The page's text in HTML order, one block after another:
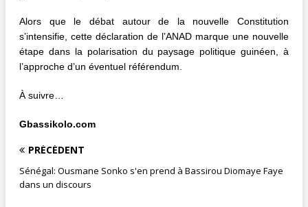
Alors que le débat autour de la nouvelle Constitution
s’intensifie, cette déclaration de l’ANAD marque une nouvelle
étape dans la polarisation du paysage politique guinéen, à
l’approche d’un éventuel référendum.
À suivre…
Gbassikolo.com
PRÉCÉDENT
Sénégal: Ousmane Sonko s'en prend à Bassirou Diomaye Faye
dans un discours